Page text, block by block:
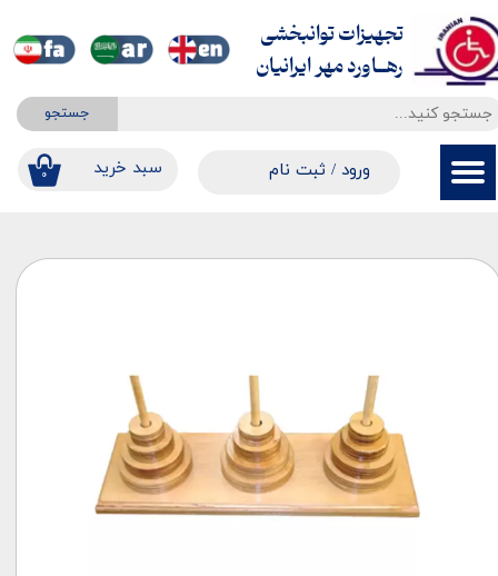
جستجو
۰ ​​سبد خرید ورود / ثبت نام
حساب کاربری من
سفارشات
خروج از حساب کاربری
تجهیزات توانبخشی
​​​​​​​رهــاورد مهر ایرانیان